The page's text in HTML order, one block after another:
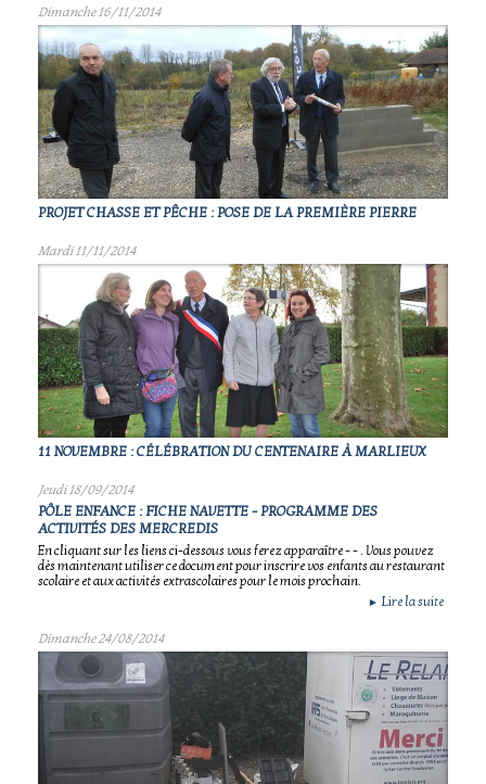
Dimanche 16/11/2014
PROJET CHASSE ET PÊCHE : POSE DE LA PREMIÈRE PIERRE
Mardi 11/11/2014
11 NOVEMBRE : CÉLÉBRATION DU CENTENAIRE À MARLIEUX
Jeudi 18/09/2014
PÔLE ENFANCE : FICHE NAVETTE - PROGRAMME DES
ACTIVITÉS DES MERCREDIS
En cliquant sur les liens ci-dessous vous ferez apparaître - - . Vous pouvez
dès maintenant utiliser ce document pour inscrire vos enfants au restaurant
scolaire et aux activités extrascolaires pour le mois prochain.
► Lire la suite
Dimanche 24/08/2014